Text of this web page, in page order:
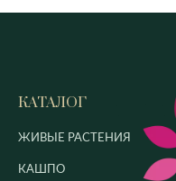
КАТАЛОГ
ЖИВЫЕ РАСТЕНИЯ
КАШПО